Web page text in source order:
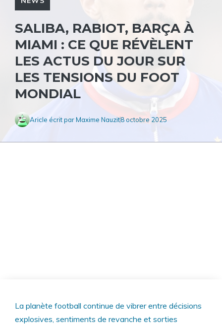
SALIBA, RABIOT, BARÇA À
MIAMI : CE QUE RÉVÈLENT
LES ACTUS DU JOUR SUR
LES TENSIONS DU FOOT
MONDIAL
Aricle écrit parMaxime Nauzit8 octobre 2025
La planète football continue de vibrer entre décisions
explosives, sentiments de revanche et sorties